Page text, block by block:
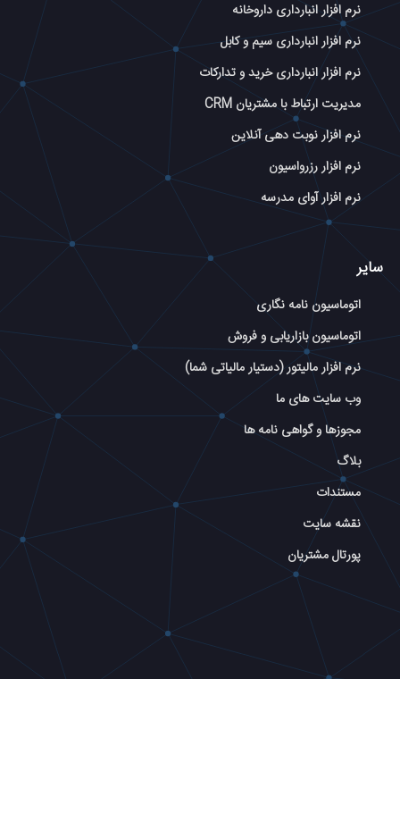
نرم افزار انبارداری داروخانه
نرم افزار انبارداری سیم و کابل
نرم افزار انبارداری خرید و تدارکات
مدیریت ارتباط با مشتریان CRM
نرم افزار نوبت دهی آنلاین
نرم افزار رزرواسیون
نرم افزار آوای مدرسه
سایر
اتوماسیون نامه نگاری
اتوماسیون بازاریابی و فروش
نرم افزار مالیتور (دستیار مالیاتی شما)
وب سایت های ما
مجوزها و گواهی نامه ها
بلاگ
مستندات
نقشه سایت
پورتال مشتریان